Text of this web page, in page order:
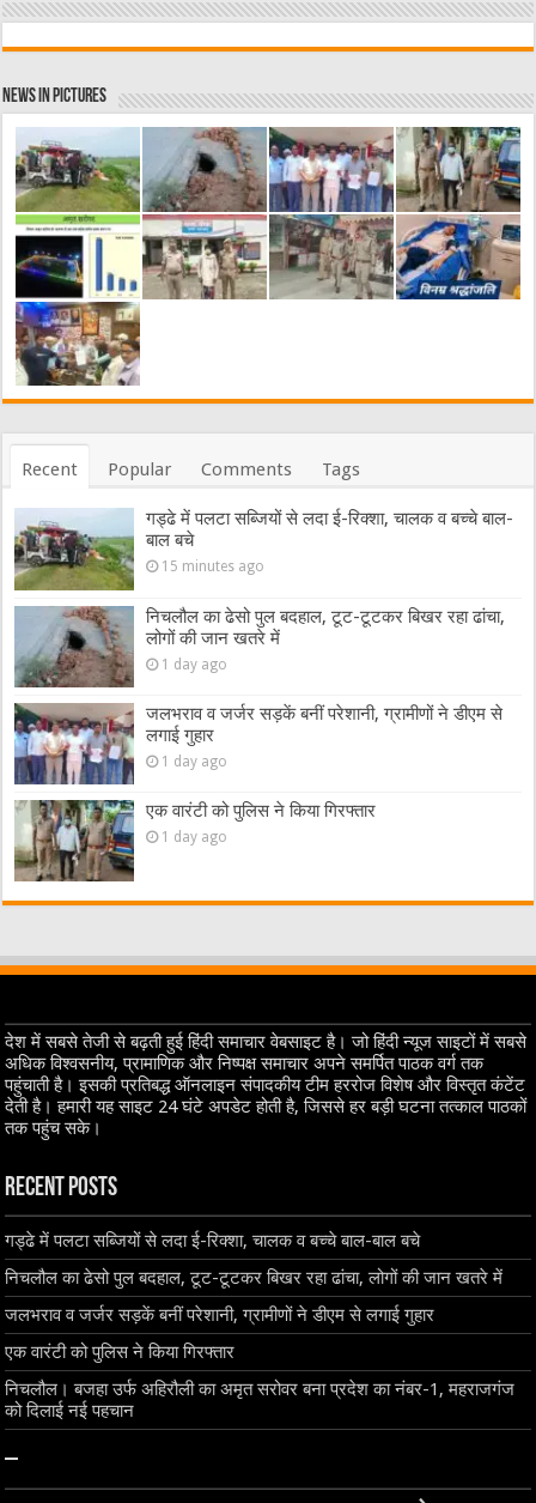
News in Pictures
Recent Popular Comments Tags
गड्ढे में पलटा सब्जियों से लदा ई-रिक्शा, चालक व बच्चे बाल-
बाल बचे
15 minutes ago
निचलौल का ढेसो पुल बदहाल, टूट-टूटकर बिखर रहा ढांचा,
लोगों की जान खतरे में
1 day ago
जलभराव व जर्जर सड़कें बनीं परेशानी, ग्रामीणों ने डीएम से
लगाई गुहार
1 day ago
एक वारंटी को पुलिस ने किया गिरफ्तार
1 day ago
देश में सबसे तेजी से बढ़ती हुई हिंदी समाचार वेबसाइट है। जो हिंदी न्यूज साइटों में सबसे
अधिक विश्वसनीय, प्रामाणिक और निष्पक्ष समाचार अपने समर्पित पाठक वर्ग तक
पहुंचाती है। इसकी प्रतिबद्ध ऑनलाइन संपादकीय टीम हररोज विशेष और विस्तृत कंटेंट
देती है। हमारी यह साइट 24 घंटे अपडेट होती है, जिससे हर बड़ी घटना तत्काल पाठकों
तक पहुंच सके।
Recent Posts
गड्ढे में पलटा सब्जियों से लदा ई-रिक्शा, चालक व बच्चे बाल-बाल बचे
निचलौल का ढेसो पुल बदहाल, टूट-टूटकर बिखर रहा ढांचा, लोगों की जान खतरे में
जलभराव व जर्जर सड़कें बनीं परेशानी, ग्रामीणों ने डीएम से लगाई गुहार
एक वारंटी को पुलिस ने किया गिरफ्तार
निचलौल। बजहा उर्फ अहिरौली का अमृत सरोवर बना प्रदेश का नंबर-1, महराजगंज
को दिलाई नई पहचान
–